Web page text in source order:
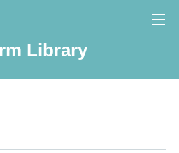
Library